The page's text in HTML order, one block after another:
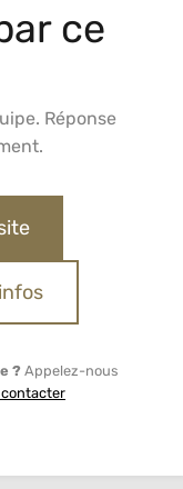
ce
Réponse
? Appelez-nous